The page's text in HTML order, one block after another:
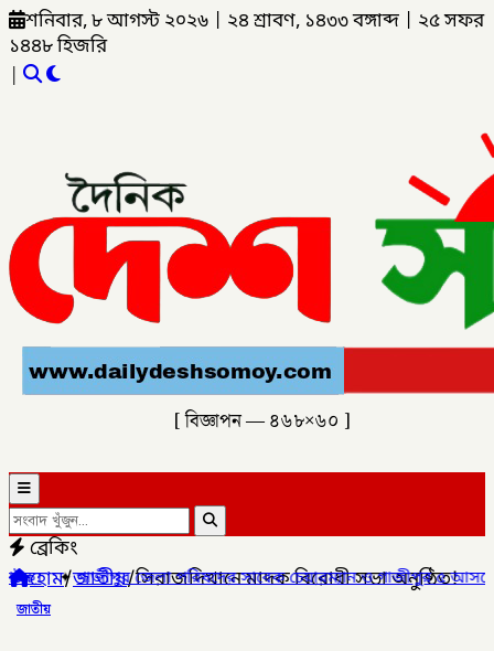
শনিবার, ৮ আগস্ট ২০২৬ ২৪ শ্রাবণ, ১৪৩৩ বঙ্গাব্দ
২৫ সফর
১৪৪৮ হিজরি
|
[ বিজ্ঞাপন — ৪৬৮×৬০ ]
ব্রেকিং
জেলা পরিষদের সাবেক চেয়ারম্যান ও গাজীপুর ৫ আসনের সাবেক সংসদ
হোম/জাতীয়/সিরাজদিখানে মাদক বিরোধী সভা অনুষ্ঠিত!
জাতীয়